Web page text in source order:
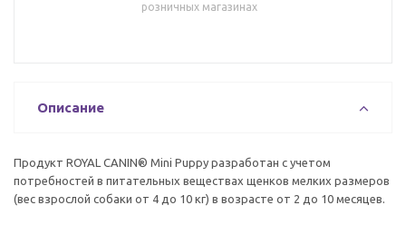
розничных магазинах
Описание
Продукт ROYAL CANIN® Mini Puppy разработан с учетом
потребностей в питательных веществах щенков мелких размеров
(вес взрослой собаки от 4 до 10 кг) в возрасте от 2 до 10 месяцев.